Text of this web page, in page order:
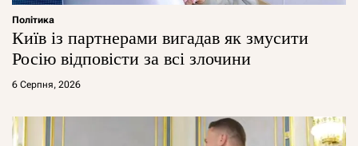
Політика
Київ із партнерами вигадав як змусити
Росію відповісти за всі злочини
6 Серпня, 2026